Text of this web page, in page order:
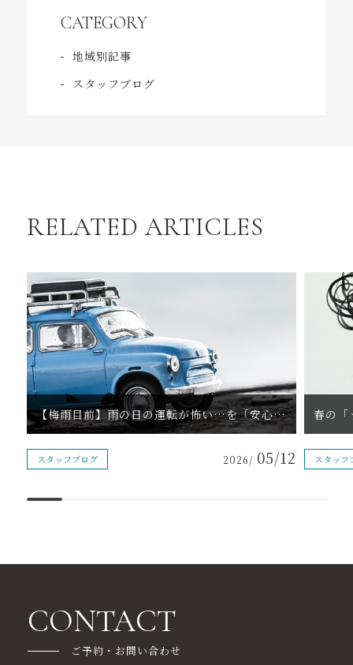
CATEGORY
地域別記事
スタッフブログ
RELATED ARTICLES
スタッフブログ 2026/ 05/12
【梅雨目前】雨の日の運転が怖い…を「安心」に変える練習法
スタッフ
CONTACT
ご予約・お問い合わせ